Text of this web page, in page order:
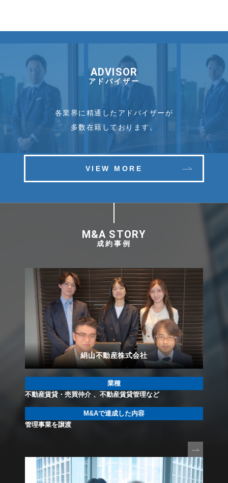
ADVISOR
アドバイザー
各業界に精通したアドバイザーが
多数在籍しております。
VIEW MORE
M&A STORY
成約事例
絹山不動産株式会社
業種
不動産賃貸・売買仲介 、不動産賃貸管理など
M&Aで達成した内容
管理事業を譲渡